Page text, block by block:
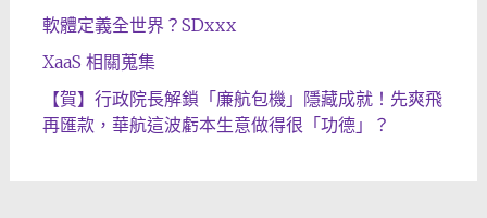
軟體定義全世界？SDxxx
XaaS 相關蒐集
【賀】行政院長解鎖「廉航包機」隱藏成就！先爽飛
再匯款，華航這波虧本生意做得很「功德」？